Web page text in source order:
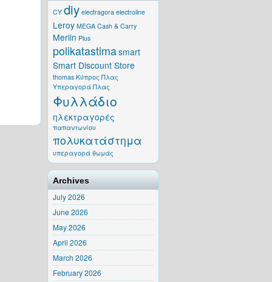
CY diy electragora electroline
Leroy MEGA Cash & Carry
Merlin Plus
polikatastimasmart
Smart Discount Store
thomas Κύπρος Πλας
Υπεραγορά Πλας
Φυλλάδιο
ηλεκτραγορές
παπαντωνίου
πολυκατάστημα
υπεραγορά θωμάς
Archives
July 2026
June 2026
May 2026
April 2026
March 2026
February 2026